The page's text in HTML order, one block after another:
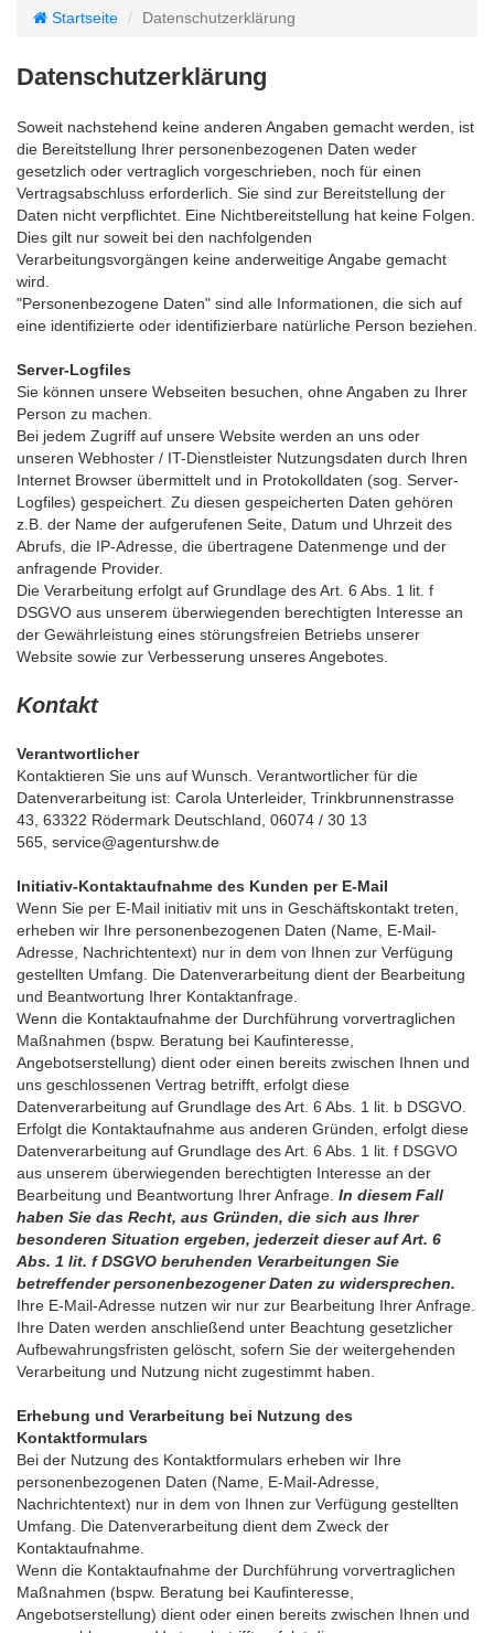
Startseite Datenschutzerklärung
Datenschutzerklärung
Soweit nachstehend keine anderen Angaben gemacht werden, ist
die Bereitstellung Ihrer personenbezogenen Daten weder
gesetzlich oder vertraglich vorgeschrieben, noch für einen
Vertragsabschluss erforderlich. Sie sind zur Bereitstellung der
Daten nicht verpflichtet. Eine Nichtbereitstellung hat keine Folgen.
Dies gilt nur soweit bei den nachfolgenden
Verarbeitungsvorgängen keine anderweitige Angabe gemacht
wird.
"Personenbezogene Daten" sind alle Informationen, die sich auf
eine identifizierte oder identifizierbare natürliche Person beziehen.
Server-Logfiles
Sie können unsere Webseiten besuchen, ohne Angaben zu Ihrer
Person zu machen.
Bei jedem Zugriff auf unsere Website werden an uns oder
unseren Webhoster / IT-Dienstleister Nutzungsdaten durch Ihren
Internet Browser übermittelt und in Protokolldaten (sog. Server-
Logfiles) gespeichert. Zu diesen gespeicherten Daten gehören
z.B. der Name der aufgerufenen Seite, Datum und Uhrzeit des
Abrufs, die IP-Adresse, die übertragene Datenmenge und der
anfragende Provider.
Die Verarbeitung erfolgt auf Grundlage des Art. 6 Abs. 1 lit. f
DSGVO aus unserem überwiegenden berechtigten Interesse an
der Gewährleistung eines störungsfreien Betriebs unserer
Website sowie zur Verbesserung unseres Angebotes.
Kontakt
Verantwortlicher
Kontaktieren Sie uns auf Wunsch. Verantwortlicher für die
Datenverarbeitung ist: Carola Unterleider, Trinkbrunnenstrasse
43, 63322 Rödermark Deutschland, 06074 / 30 13
565, service@agenturshw.de
Initiativ-Kontaktaufnahme des Kunden per E-Mail
Wenn Sie per E-Mail initiativ mit uns in Geschäftskontakt treten,
erheben wir Ihre personenbezogenen Daten (Name, E-Mail-
Adresse, Nachrichtentext) nur in dem von Ihnen zur Verfügung
gestellten Umfang. Die Datenverarbeitung dient der Bearbeitung
und Beantwortung Ihrer Kontaktanfrage.
Wenn die Kontaktaufnahme der Durchführung vorvertraglichen
Maßnahmen (bspw. Beratung bei Kaufinteresse,
Angebotserstellung) dient oder einen bereits zwischen Ihnen und
uns geschlossenen Vertrag betrifft, erfolgt diese
Datenverarbeitung auf Grundlage des Art. 6 Abs. 1 lit. b DSGVO.
Erfolgt die Kontaktaufnahme aus anderen Gründen, erfolgt diese
Datenverarbeitung auf Grundlage des Art. 6 Abs. 1 lit. f DSGVO
aus unserem überwiegenden berechtigten Interesse an der
Bearbeitung und Beantwortung Ihrer Anfrage. In diesem Fall
haben Sie das Recht, aus Gründen, die sich aus Ihrer
besonderen Situation ergeben, jederzeit dieser auf Art. 6
Abs. 1 lit. f DSGVO beruhenden Verarbeitungen Sie
betreffender personenbezogener Daten zu widersprechen.
Ihre E-Mail-Adresse nutzen wir nur zur Bearbeitung Ihrer Anfrage.
Ihre Daten werden anschließend unter Beachtung gesetzlicher
Aufbewahrungsfristen gelöscht, sofern Sie der weitergehenden
Verarbeitung und Nutzung nicht zugestimmt haben.
Erhebung und Verarbeitung bei Nutzung des
Kontaktformulars
Bei der Nutzung des Kontaktformulars erheben wir Ihre
personenbezogenen Daten (Name, E-Mail-Adresse,
Nachrichtentext) nur in dem von Ihnen zur Verfügung gestellten
Umfang. Die Datenverarbeitung dient dem Zweck der
Kontaktaufnahme.
Wenn die Kontaktaufnahme der Durchführung vorvertraglichen
Maßnahmen (bspw. Beratung bei Kaufinteresse,
Angebotserstellung) dient oder einen bereits zwischen Ihnen und